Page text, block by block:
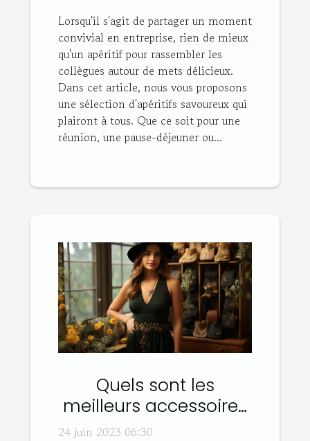
Lorsqu'il s'agit de partager un moment
convivial en entreprise, rien de mieux
qu'un apéritif pour rassembler les
collègues autour de mets délicieux.
Dans cet article, nous vous proposons
une sélection d'apéritifs savoureux qui
plairont à tous. Que ce soit pour une
réunion, une pause-déjeuner ou...
Quels sont les
meilleurs accessoires
de mode pour
24 juin 2023 06:30